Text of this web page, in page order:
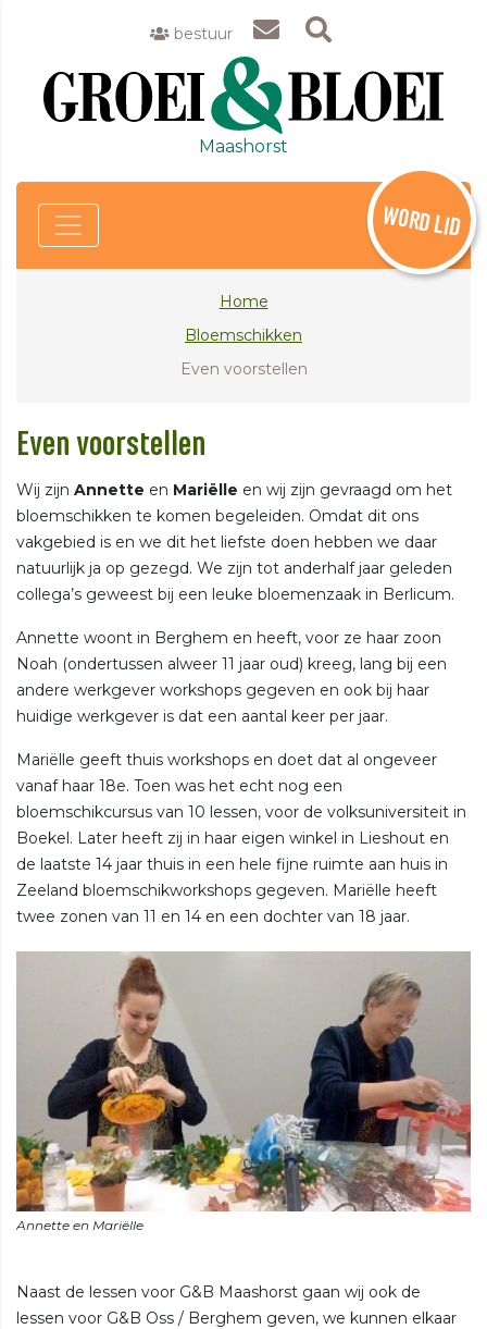
bestuur
Maashorst
WORD LID
Home
Bloemschikken
Even voorstellen
Even voorstellen
Wij zijn Annette en Mariëlle en wij zijn gevraagd om het
bloemschikken te komen begeleiden. Omdat dit ons
vakgebied is en we dit het liefste doen hebben we daar
natuurlijk ja op gezegd. We zijn tot anderhalf jaar geleden
collega’s geweest bij een leuke bloemenzaak in Berlicum.
Annette woont in Berghem en heeft, voor ze haar zoon
Noah (ondertussen alweer 11 jaar oud) kreeg, lang bij een
andere werkgever workshops gegeven en ook bij haar
huidige werkgever is dat een aantal keer per jaar.
Mariëlle geeft thuis workshops en doet dat al ongeveer
vanaf haar 18e. Toen was het echt nog een
bloemschikcursus van 10 lessen, voor de volksuniversiteit in
Boekel. Later heeft zij in haar eigen winkel in Lieshout en
de laatste 14 jaar thuis in een hele fijne ruimte aan huis in
Zeeland bloemschikworkshops gegeven. Mariëlle heeft
twee zonen van 11 en 14 en een dochter van 18 jaar.
Naast de lessen voor G&B Maashorst gaan wij ook de
lessen voor G&B Oss / Berghem geven, we kunnen elkaar